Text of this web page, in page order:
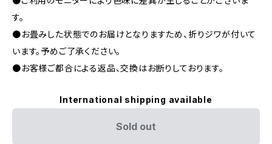
す。
●お畳みした状態でのお届けとなりますため、折りジワが付いて
います。予めご了承ください。
●お客様ご都合による返品、交換はお断りしております。
International shipping available
Sold out